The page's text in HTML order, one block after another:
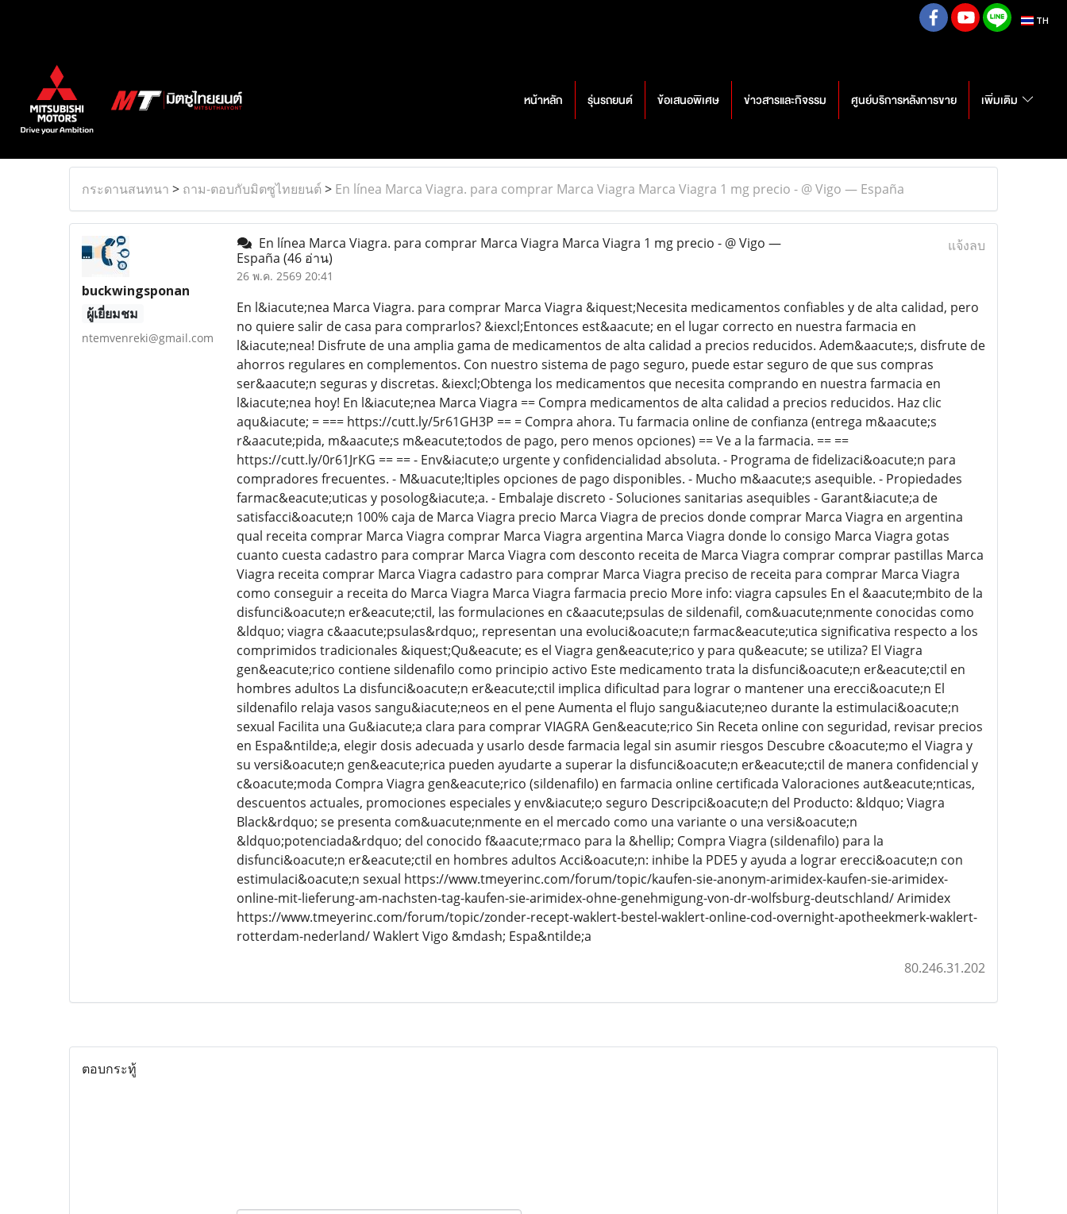
TH
หน้าหลัก รุ่นรถยนต์ ข้อเสนอพิเศษ ข่าวสารและกิจรรม ศูนย์บริการหลังการขาย เพิ่มเติม
กระดานสนทนา > ถาม-ตอบกับมิตซูไทยยนต์ > En línea Marca Viagra. para comprar Marca Viagra Marca Viagra 1 mg precio - @ Vigo — España
buckwingsponan
ผู้เยี่ยมชม
ntemvenreki@gmail.com
En línea Marca Viagra. para comprar Marca Viagra Marca Viagra 1 mg precio - @ Vigo —
España (46 อ่าน)
26 พ.ค. 2569 20:41
แจ้งลบ
En l&iacute;nea Marca Viagra. para comprar Marca Viagra &iquest;Necesita medicamentos confiables y de alta calidad, pero
no quiere salir de casa para comprarlos? &iexcl;Entonces est&aacute; en el lugar correcto en nuestra farmacia en
l&iacute;nea! Disfrute de una amplia gama de medicamentos de alta calidad a precios reducidos. Adem&aacute;s, disfrute de
ahorros regulares en complementos. Con nuestro sistema de pago seguro, puede estar seguro de que sus compras
ser&aacute;n seguras y discretas. &iexcl;Obtenga los medicamentos que necesita comprando en nuestra farmacia en
l&iacute;nea hoy! En l&iacute;nea Marca Viagra == Compra medicamentos de alta calidad a precios reducidos. Haz clic
aqu&iacute; = === https://cutt.ly/5r61GH3P == = Compra ahora. Tu farmacia online de confianza (entrega m&aacute;s
r&aacute;pida, m&aacute;s m&eacute;todos de pago, pero menos opciones) == Ve a la farmacia. == ==
https://cutt.ly/0r61JrKG == == - Env&iacute;o urgente y confidencialidad absoluta. - Programa de fidelizaci&oacute;n para
compradores frecuentes. - M&uacute;ltiples opciones de pago disponibles. - Mucho m&aacute;s asequible. - Propiedades
farmac&eacute;uticas y posolog&iacute;a. - Embalaje discreto - Soluciones sanitarias asequibles - Garant&iacute;a de
satisfacci&oacute;n 100% caja de Marca Viagra precio Marca Viagra de precios donde comprar Marca Viagra en argentina
qual receita comprar Marca Viagra comprar Marca Viagra argentina Marca Viagra donde lo consigo Marca Viagra gotas
cuanto cuesta cadastro para comprar Marca Viagra com desconto receita de Marca Viagra comprar comprar pastillas Marca
Viagra receita comprar Marca Viagra cadastro para comprar Marca Viagra preciso de receita para comprar Marca Viagra
como conseguir a receita do Marca Viagra Marca Viagra farmacia precio More info: viagra capsules En el &aacute;mbito de la
disfunci&oacute;n er&eacute;ctil, las formulaciones en c&aacute;psulas de sildenafil, com&uacute;nmente conocidas como
&ldquo; viagra c&aacute;psulas&rdquo;, representan una evoluci&oacute;n farmac&eacute;utica significativa respecto a los
comprimidos tradicionales &iquest;Qu&eacute; es el Viagra gen&eacute;rico y para qu&eacute; se utiliza? El Viagra
gen&eacute;rico contiene sildenafilo como principio activo Este medicamento trata la disfunci&oacute;n er&eacute;ctil en
hombres adultos La disfunci&oacute;n er&eacute;ctil implica dificultad para lograr o mantener una erecci&oacute;n El
sildenafilo relaja vasos sangu&iacute;neos en el pene Aumenta el flujo sangu&iacute;neo durante la estimulaci&oacute;n
sexual Facilita una Gu&iacute;a clara para comprar VIAGRA Gen&eacute;rico Sin Receta online con seguridad, revisar precios
en Espa&ntilde;a, elegir dosis adecuada y usarlo desde farmacia legal sin asumir riesgos Descubre c&oacute;mo el Viagra y
su versi&oacute;n gen&eacute;rica pueden ayudarte a superar la disfunci&oacute;n er&eacute;ctil de manera confidencial y
c&oacute;moda Compra Viagra gen&eacute;rico (sildenafilo) en farmacia online certificada Valoraciones aut&eacute;nticas,
descuentos actuales, promociones especiales y env&iacute;o seguro Descripci&oacute;n del Producto: &ldquo; Viagra
Black&rdquo; se presenta com&uacute;nmente en el mercado como una variante o una versi&oacute;n
&ldquo;potenciada&rdquo; del conocido f&aacute;rmaco para la &hellip; Compra Viagra (sildenafilo) para la
disfunci&oacute;n er&eacute;ctil en hombres adultos Acci&oacute;n: inhibe la PDE5 y ayuda a lograr erecci&oacute;n con
estimulaci&oacute;n sexual https://www.tmeyerinc.com/forum/topic/kaufen-sie-anonym-arimidex-kaufen-sie-arimidex-
online-mit-lieferung-am-nachsten-tag-kaufen-sie-arimidex-ohne-genehmigung-von-dr-wolfsburg-deutschland/ Arimidex
https://www.tmeyerinc.com/forum/topic/zonder-recept-waklert-bestel-waklert-online-cod-overnight-apotheekmerk-waklert-
rotterdam-nederland/ Waklert Vigo &mdash; Espa&ntilde;a
80.246.31.202
ตอบกระทู้